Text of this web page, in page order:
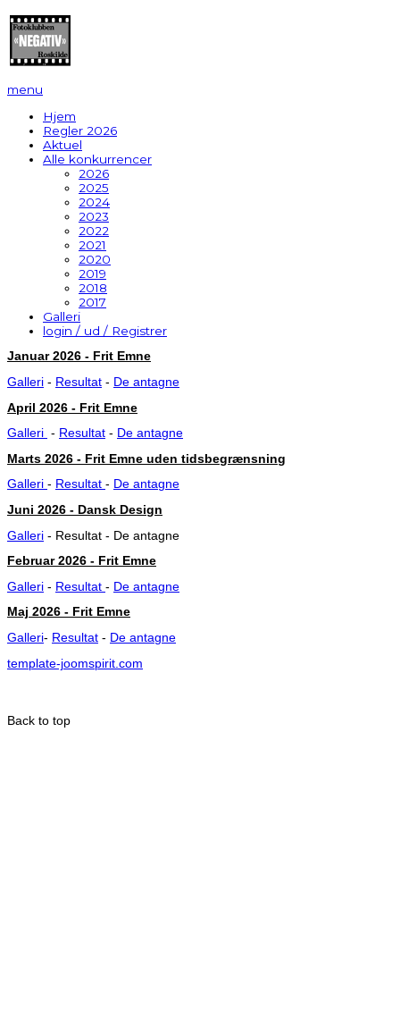
menu
Hjem
Regler 2026
Aktuel
Alle konkurrencer
2026
2025
2024
2023
2022
2021
2020
2019
2018
2017
Galleri
login / ud / Registrer
Januar 2026 - Frit Emne
Galleri - Resultat - De antagne
April 2026 - Frit Emne
Galleri - Resultat - De antagne
Marts 2026 - Frit Emne uden tidsbegrænsning
Galleri - Resultat - De antagne
Juni 2026 - Dansk Design
Galleri - Resultat - De antagne
Februar 2026 - Frit Emne
Galleri - Resultat - De antagne
Maj 2026 - Frit Emne
Galleri- Resultat - De antagne
template-joomspirit.com
Back to top